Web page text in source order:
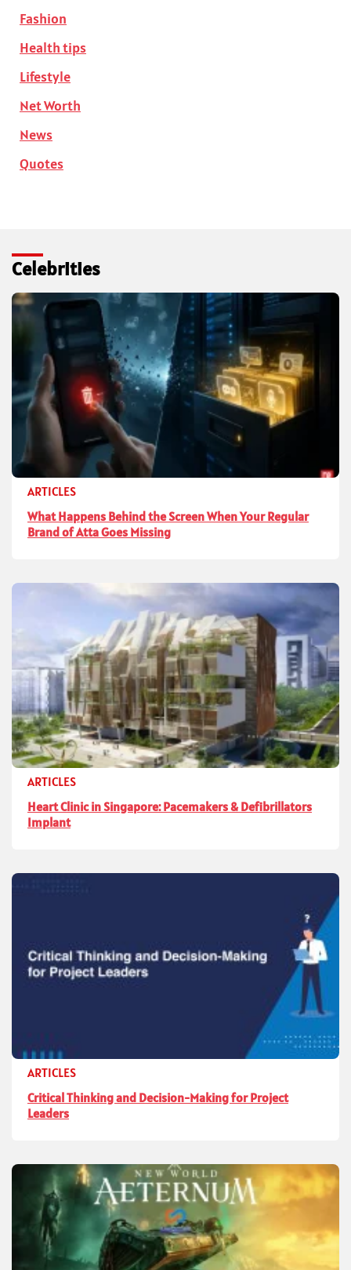
Fashion
Health tips
Lifestyle
Net Worth
News
Quotes
Celebrities
ARTICLES
What Happens Behind the Screen When Your Regular
Brand of Atta Goes Missing
ARTICLES
Heart Clinic in Singapore: Pacemakers & Defibrillators
Implant
ARTICLES
Critical Thinking and Decision-Making for Project
Leaders